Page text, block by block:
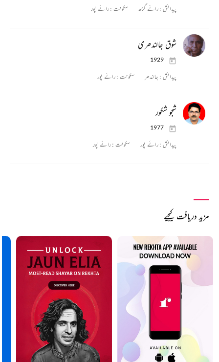
پیدائش :رائے گڑھ سکونت :رائے پور
شوق جالندھری
1929
پیدائش : جالندھر سکونت :رائے پور
شجو شکور
1977
پیدائش :رائے پور سکونت :رائے پور
مزید دریافت کیجیے